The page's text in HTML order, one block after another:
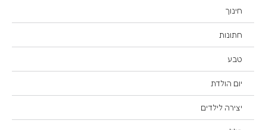
חינוך
חתונות
טבע
יום הולדת
יצירה לילדים